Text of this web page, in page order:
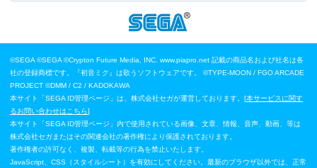
©SEGA ©SEGA ©Crypton Future Media, INC. www.piapro.net 記載の商品名および社名は各
社の登録商標です。『初音ミク』は歌うソフトウェアです。
©TYPE-MOON / FGO ARCADE
PROJECT ©DMM / C2 / KADOKAWA
本サイト「SEGA ID管理ページ」は、株式会社セガが運営しております。[本サービスに関す
るお問い合わせはこちら]
本サイト「SEGA ID管理ページ」内で使用されている画像、文章、情報、音声、動画、等は
株式会社セガまたはその関連会社の著作権により保護されております。
著作権者の許可なく、複製、転載等の行為を禁止いたします。
JavaScript、CSS（スタイルシート）を有効にしてください。最新のブラウザ以外では、正常